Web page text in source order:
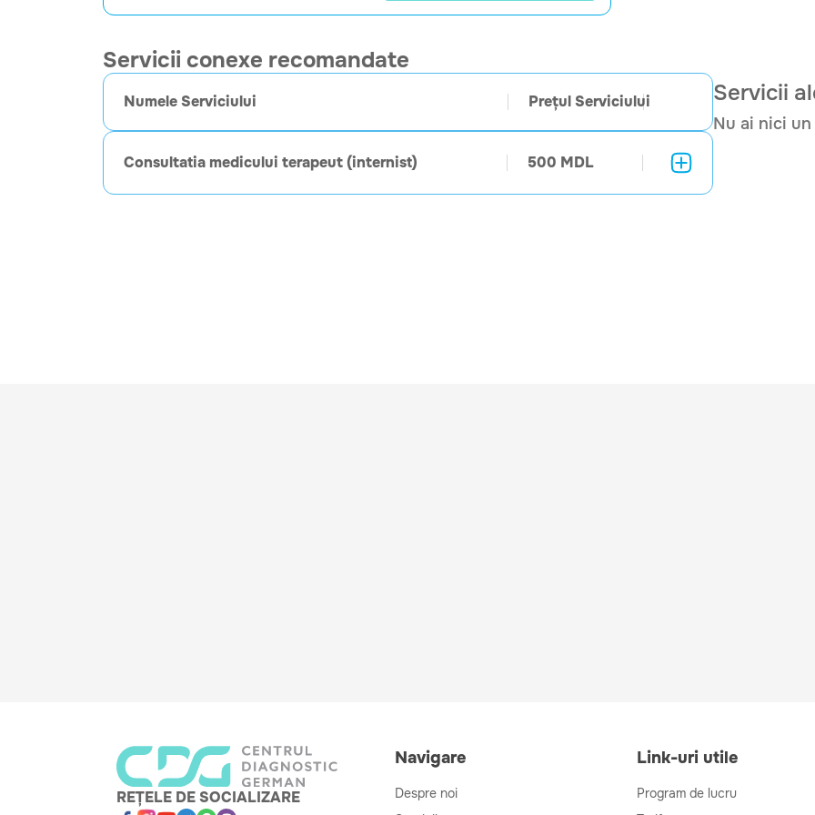
În ziua examinării:
Investigaţia se
luată mai târziu de 3-4
– E recomandat să
legate de zona de
precedente, cum ar fi
Îndreptarea medicului
necesară medicului
Servicii conexe recomandate
Numele Serviciului Prețul Serviciului
Consultatia medicului terapeut (internist) 500 MDL
Servicii
Nu ai nici
REȚELE DE SOCIALIZARE
Navigare
Despre noi
Link-uri utile
Program de lucru